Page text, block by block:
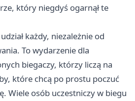
który niegdyś ogarnął te
każdy, niezależnie od
To wydarzenie dla
biegaczy, którzy liczą na
które chcą po prostu poczuć
Wiele osób uczestniczy w biegu